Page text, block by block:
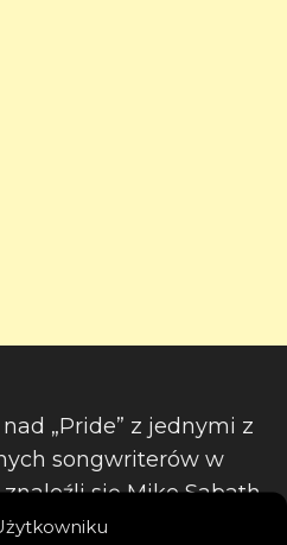
„Pride” z jednymi z
songwriterów w
się Mike Sabath
Gomez), JHart (Justin